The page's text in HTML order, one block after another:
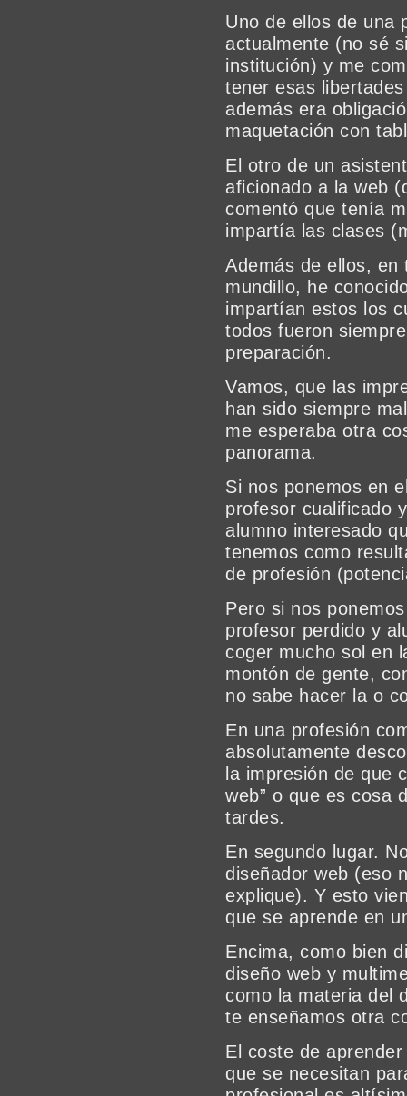
Uno de ellos de una
actualmente (no sé
institución) y me
tener esas
además era
maquetación con
El otro de un
aficionado a la web
comentó que tenía
impartía las clases
Además de ellos, en
mundillo, he
impartían estos los
todos fueron
preparación.
Vamos, que las
han sido siempre
me esperaba otra
panorama.
Si nos ponemos en
profesor cualificado
alumno interesado
tenemos como
de profesión
Pero si nos
profesor perdido y
coger mucho sol en
montón de gente,
no sabe hacer la o
En una profesión
absolutamente
la impresión de que
web” o que es cosa
tardes.
En segundo lugar.
diseñador web (eso
explique). Y esto
que se aprende en
Encima, como bien
diseño web y
como la materia del
te enseñamos otra
El coste de
que se necesitan